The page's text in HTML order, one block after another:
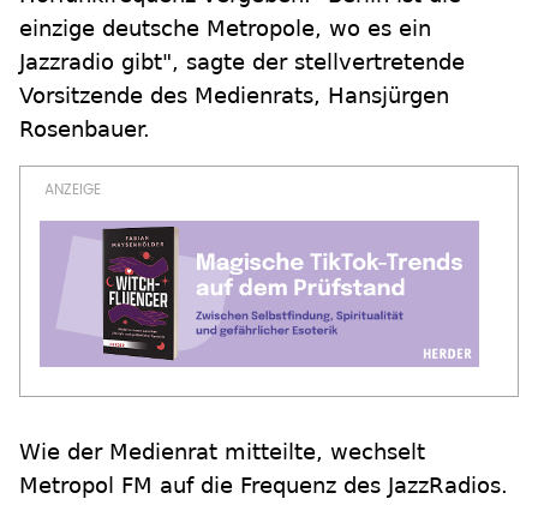
einzige deutsche Metropole, wo es ein
Jazzradio gibt", sagte der stellvertretende
Vorsitzende des Medienrats, Hansjürgen
Rosenbauer.
Wie der Medienrat mitteilte, wechselt
Metropol FM auf die Frequenz des JazzRadios.